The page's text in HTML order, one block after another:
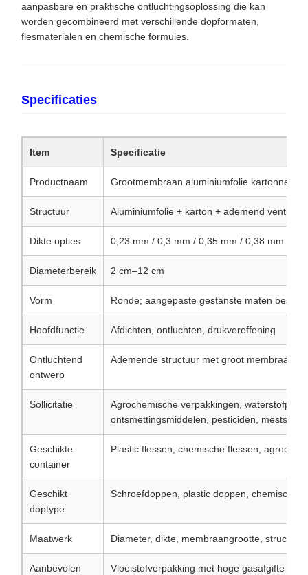
aanpasbare en praktische ontluchtingsoplossing die kan
worden gecombineerd met verschillende dopformaten,
flesmaterialen en chemische formules.
Specificaties
Item Specificatie
Productnaam Grootmembraan aluminiumfolie kartonnen
Structuur Aluminiumfolie + karton + ademend
Dikte opties 0,23 mm / 0,3 mm / 0,35 mm / 0,38 mm
Diameterbereik 2 cm–12 cm
Vorm Ronde; aangepaste gestanste maten
Hoofdfunctie Afdichten, ontluchten, drukvereffening
Ontluchtend
ontwerp
Ademende structuur met groot membraan
Sollicitatie
Agrochemische verpakkingen,
ontsmettingsmiddelen, pesticiden,
Geschikte
container
Plastic flessen, chemische flessen,
Geschikt
doptype
Schroefdoppen, plastic doppen, chemische
Maatwerk Diameter, dikte, membraangrootte,
Aanbevolen
Vloeistofverpakking met hoge gasafgifte